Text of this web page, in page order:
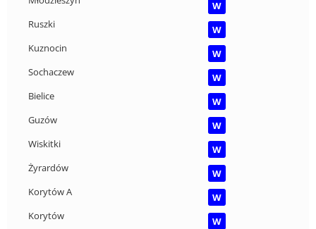
W
Ruszki
W
Kuznocin
W
Sochaczew
W
Bielice
W
Guzów
W
Wiskitki
W
Żyrardów
W
Korytów A
W
Korytów
W